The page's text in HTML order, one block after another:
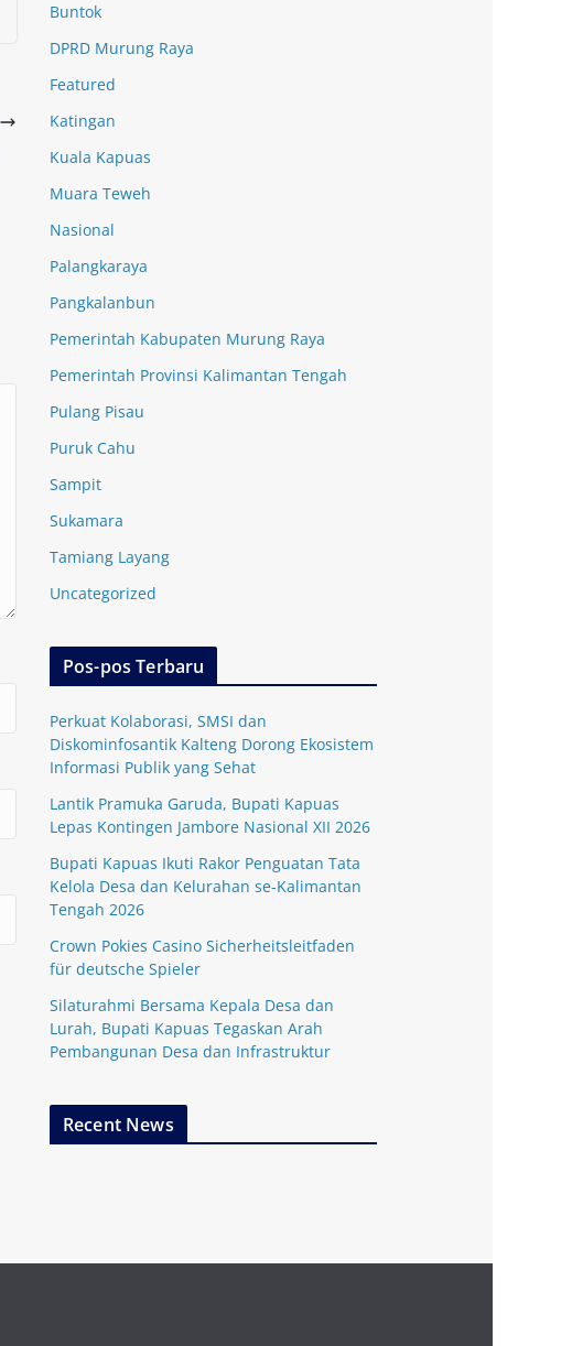
Buntok
DPRD Murung Raya
Featured
Katingan
Kuala Kapuas
Muara Teweh
Nasional
Palangkaraya
Pangkalanbun
Pemerintah Kabupaten Murung Raya
Pemerintah Provinsi Kalimantan Tengah
Pulang Pisau
Puruk Cahu
Sampit
Sukamara
Tamiang Layang
Uncategorized
Pos-pos Terbaru
Perkuat Kolaborasi, SMSI dan
Diskominfosantik Kalteng Dorong Ekosistem
Informasi Publik yang Sehat
Lantik Pramuka Garuda, Bupati Kapuas
Lepas Kontingen Jambore Nasional XII 2026
Bupati Kapuas Ikuti Rakor Penguatan Tata
Kelola Desa dan Kelurahan se-Kalimantan
Tengah 2026
Crown Pokies Casino Sicherheitsleitfaden
für deutsche Spieler
Silaturahmi Bersama Kepala Desa dan
Lurah, Bupati Kapuas Tegaskan Arah
Pembangunan Desa dan Infrastruktur
Recent News